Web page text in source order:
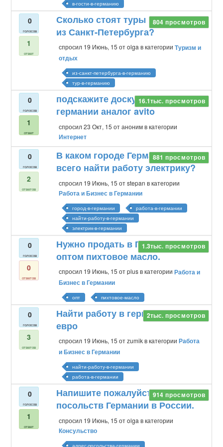
в-гости-в-германию
0
голосов
1
ответ
804просмотров
Сколько стоят туры в Германию
из Санкт-Петербурга?
спросил 19 Июнь, 15 отolga в категорииТуризм и
отдых
из-санкт-петербурга-в-германию
тур-в-германию
0
голосов
1
ответ
16.1тыс.просмотров
подскажите доску обьявлений в
германии аналог avito
спросил 23 Окт, 15 отаноним в категории
Интернет
0
голосов
2
ответов
881 просмотров
В каком городе Германии легче
всего найти работу электрику?
спросил 19 Июнь, 15 отstepan в категории
Работа и Бизнес в Германии
город-в-германии
работа-в-германии
найти-работу-в-германии
электрик-в-германии
0
голосов
0
ответов
1.3тыс.просмотров
Нужно продать в Германии
оптом пихтовое масло.
спросил 19 Июнь, 15 отplus в категорииРабота и
Бизнес в Германии
опт пихтовое-масло
0
голосов
3
ответов
2тыс.просмотров
Найти работу в германии за 12
евро
спросил 19 Июнь, 15 отzumik в категорииРабота
и Бизнес в Германии
найти-работу-в-германии
работа-в-германии
0
голосов
1
ответ
914просмотров
Напишите пожалуйста адреса
посольств Германии в России.
спросил 19 Июнь, 15 отolga в категории
Консульство
адрес-посольства-германии